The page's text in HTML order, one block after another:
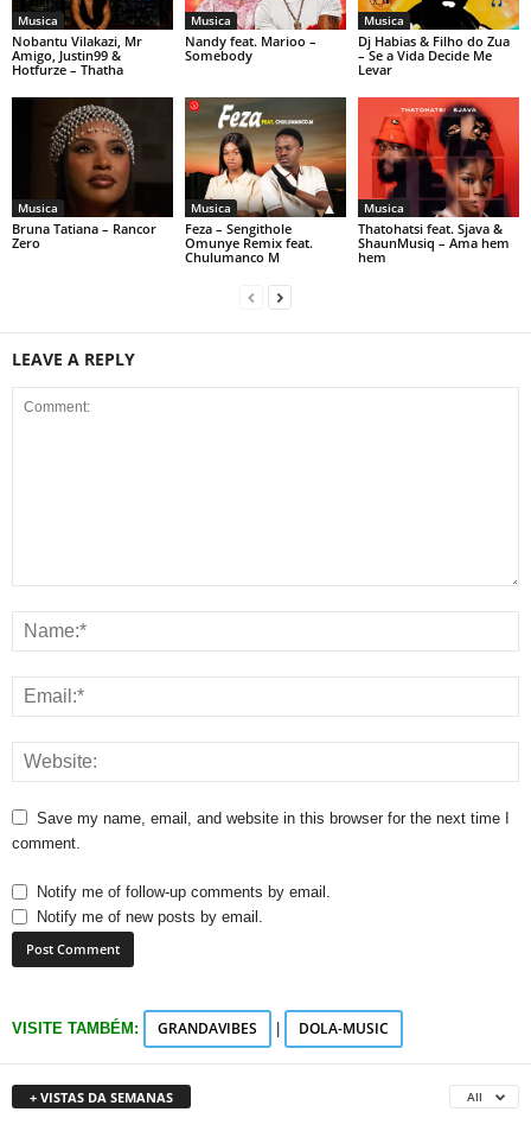
Musica
Nobantu Vilakazi, Mr
Amigo, Justin99 &
Hotfurze – Thatha
Musica
Nandy feat. Marioo –
Somebody
Musica
Dj Habias & Filho do Zua
– Se a Vida Decide Me
Levar
Musica
Bruna Tatiana – Rancor
Zero
Musica
Feza – Sengithole
Omunye Remix feat.
Chulumanco M
Musica
Thatohatsi feat. Sjava &
ShaunMusiq – Ama hem
hem
LEAVE A REPLY
Save my name, email, and website in this browser for the next time I
comment.
Notify me of follow-up comments by email.
Notify me of new posts by email.
VISITE TAMBÉM: GRANDAVIBES DOLA-MUSIC
+ VISTAS DA SEMANAS All